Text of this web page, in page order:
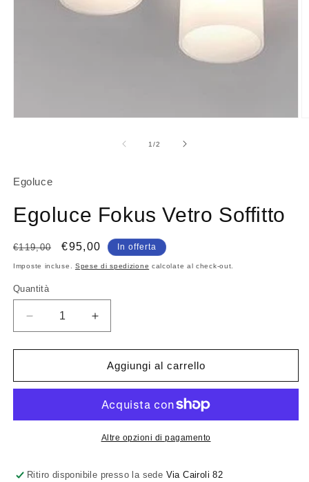
modale
1/su
2
Egoluce
Egoluce Fokus Vetro Soffitto
Prezzo
di
€119,00
Prezzo
scontato
€95,00 In offerta
Imposte incluse. Spese di spedizione calcolate al check-out.
Quantità
Quantità
Diminuisci
quantità
per
Fokus
Aumenta
quantità
per
Egoluce
Fokus
Soffitto
Aggiungi al carrello
Altre opzioni di pagamento
Ritiro disponibile presso la sede Via Cairoli 82